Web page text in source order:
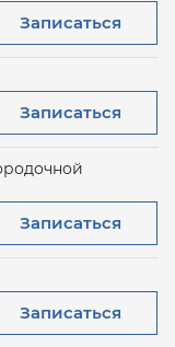
Записаться
Записаться
Записаться
Записаться